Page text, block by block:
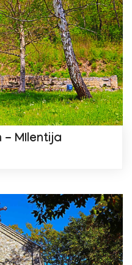
- MIlentija